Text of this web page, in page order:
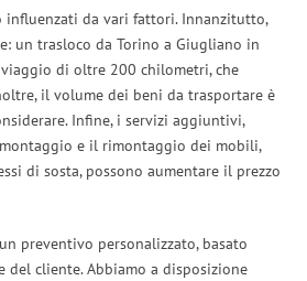
influenzati da vari fattori. Innanzitutto,
un trasloco da Torino a Giugliano in
di oltre 200 chilometri, che
il volume dei beni da trasportare è
Infine, i servizi aggiuntivi,
e il rimontaggio dei mobili,
di sosta, possono aumentare il prezzo
preventivo personalizzato, basato
del cliente. Abbiamo a disposizione